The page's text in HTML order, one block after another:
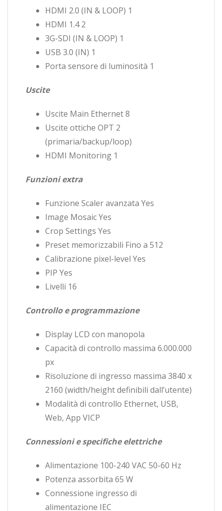
HDMI 2.0 (IN & LOOP) 1
HDMI 1.4 2
3G-SDI (IN & LOOP) 1
USB 3.0 (IN) 1
Porta sensore di luminosità 1
Uscite
Uscite Main Ethernet 8
Uscite ottiche OPT 2
(primaria/backup/loop)
HDMI Monitoring 1
Funzioni extra
Funzione Scaler avanzata Yes
Image Mosaic Yes
Crop Settings Yes
Preset memorizzabili Fino a 512
Calibrazione pixel-level Yes
PIP Yes
Livelli 16
Controllo e programmazione
Display LCD con manopola
Capacità di controllo massima 6.000.000
px
Risoluzione di ingresso massima 3840 x
2160 (width/height definibili dall’utente)
Modalità di controllo Ethernet, USB,
Web, App VICP
Connessioni e specifiche elettriche
Alimentazione 100-240 VAC 50-60 Hz
Potenza assorbita 65 W
Connessione ingresso di
alimentazione IEC